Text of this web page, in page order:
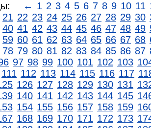
← 1 2 3 4 5 6 7 8 9 10 11
21 22 23 24 25 26 27 28 29 30
40 41 42 43 44 45 46 47 48 49
59 60 61 62 63 64 65 66 67 68
78 79 80 81 82 83 84 85 86 87
97 98 99 100 101 102 103
111 112 113 114 115 116 117
126 127 128 129 130 131
140 141 142 143 144 145
154 155 156 157 158 159
168 169 170 171 172 173